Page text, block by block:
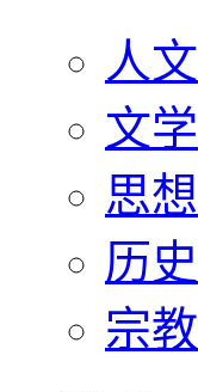
人文
文学
思想
历史
宗教